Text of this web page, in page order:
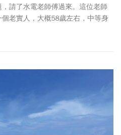
請了水電老師傅過來。這位老師
老實人，大概58歲左右，中等身
度數蠻深的眼鏡，看起來鏡片有